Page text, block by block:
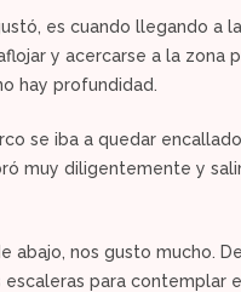
es cuando llegando a
y acercarse a la zona
hay profundidad.
se iba a quedar
muy diligentemente y
abajo, nos gusto mucho.
escaleras para contemplar